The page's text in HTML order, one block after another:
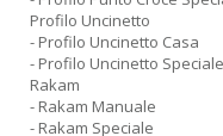
Profilo Uncinetto
- Profilo Uncinetto Casa
- Profilo Uncinetto Speciale
Rakam
- Rakam Manuale
- Rakam Speciale